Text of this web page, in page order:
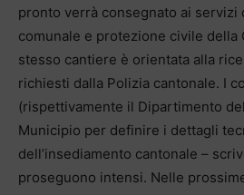
pronto verrà consegnato ai servizi
comunale e protezione civile della
stesso cantiere è orientata alla
richiesti dalla Polizia cantonale. I
(rispettivamente il Dipartimento
Municipio per definire i dettagli
dell’insediamento cantonale –
proseguono intensi. Nelle